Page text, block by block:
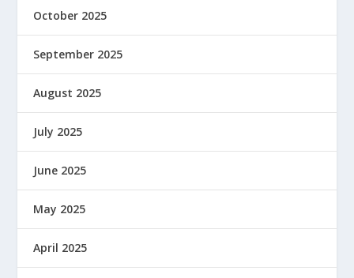
October 2025
September 2025
August 2025
July 2025
June 2025
May 2025
April 2025